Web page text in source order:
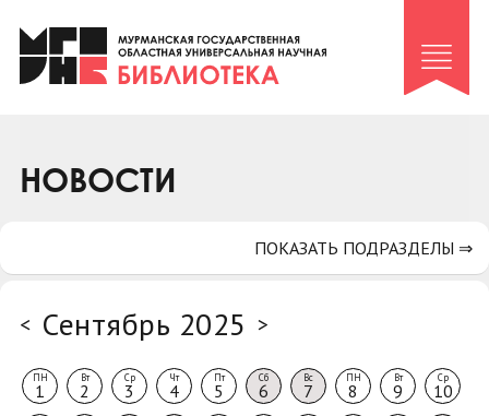
Клуб «Гиря и сельдерей»
Клуб «Семейный архив»
Коллегам
НОВОСТИ
< Сентябрь 2025 >
ПН
1
Вт
2
Ср
3
Чт
4
Пт
5
Сб
6
Вс
7
ПН
8
Вт
9
Ср
10
ПОКАЗАТЬ ПОДРАЗДЕЛЫ ⇒